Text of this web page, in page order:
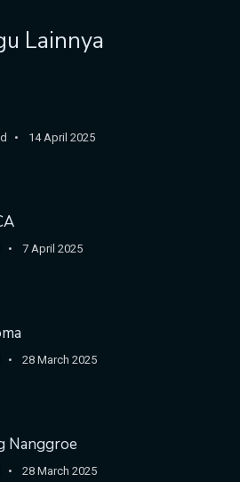
Lainnya
14 April 2025
7 April 2025
28 March 2025
Nanggroe
28 March 2025